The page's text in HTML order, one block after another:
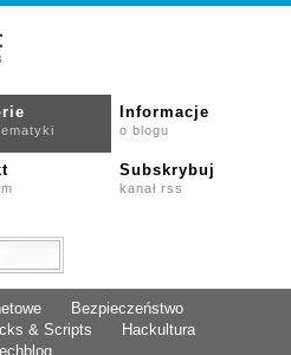
Informacje
o blogu
Subskrybuj
kanał rss
Bezpieczeństwo
& Scripts
Hackultura